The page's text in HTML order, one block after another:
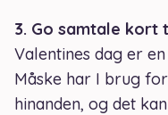
3. Go samtale kort
Valentines dag er
Måske har I brug
hinanden, og det